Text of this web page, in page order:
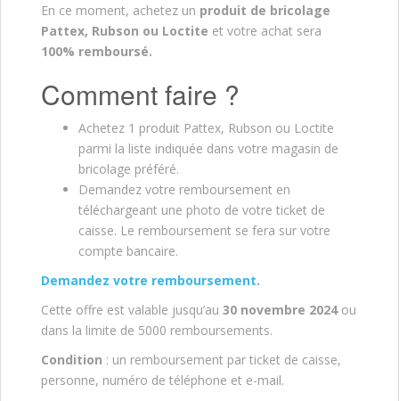
En ce moment, achetez un produit de bricolage
Pattex, Rubson ou Loctite et votre achat sera
100% remboursé.
Comment faire ?
Achetez 1 produit Pattex, Rubson ou Loctite
parmi la liste indiquée dans votre magasin de
bricolage préféré.
Demandez votre remboursement en
téléchargeant une photo de votre ticket de
caisse. Le remboursement se fera sur votre
compte bancaire.
Demandez votre remboursement.
Cette offre est valable jusqu’au 30 novembre 2024ou
dans la limite de 5000 remboursements.
Condition : un remboursement par ticket de caisse,
personne, numéro de téléphone et e-mail.